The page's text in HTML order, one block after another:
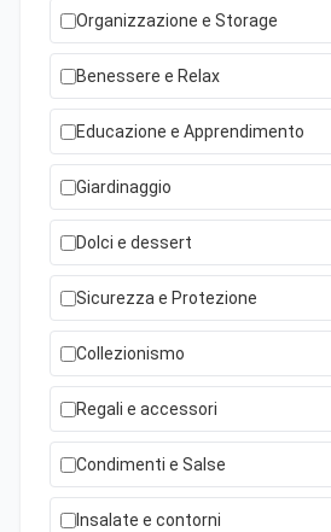
Organizzazione e Storage
Benessere e Relax
Educazione e Apprendimento
Giardinaggio
Dolci e dessert
Sicurezza e Protezione
Collezionismo
Regali e accessori
Condimenti e Salse
Insalate e contorni